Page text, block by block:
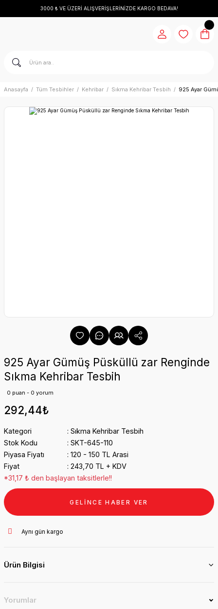
3000 ₺ VE ÜZERİ ALIŞVERİŞLERİNİZDE KARGO BEDAVA!
Anasayfa Tüm Tesbihler Kehribar Sıkma Kehribar Tesbih 925 Ayar
925 Ayar Gümüş Püsküllü zar Renginde
Sıkma Kehribar Tesbih
0 puan - 0 yorum
292,44₺
Kategori
Sıkma Kehribar Tesbih
Stok Kodu
SKT-645-110
Piyasa Fiyatı
120 - 150 TL Arasi
Fiyat
243,70 TL + KDV
*31,17 ₺ den başlayan taksitlerle!!
GELİNCE HABER VER
Aynı gün kargo
Ürün Bilgisi
Yorumlar